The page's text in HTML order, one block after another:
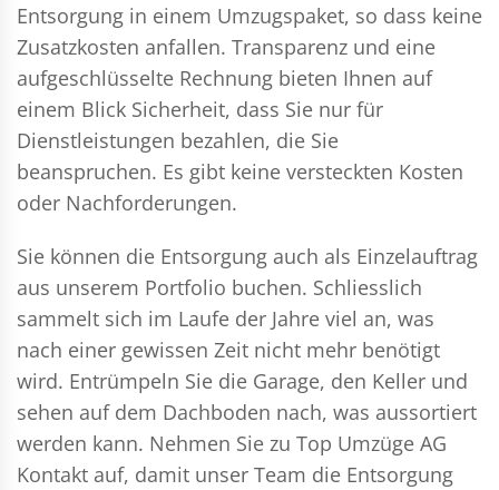
Entsorgung in einem Umzugspaket, so dass keine
Zusatzkosten anfallen. Transparenz und eine
aufgeschlüsselte Rechnung bieten Ihnen auf
einem Blick Sicherheit, dass Sie nur für
Dienstleistungen bezahlen, die Sie
beanspruchen. Es gibt keine versteckten Kosten
oder Nachforderungen.
Sie können die Entsorgung auch als Einzelauftrag
aus unserem Portfolio buchen. Schliesslich
sammelt sich im Laufe der Jahre viel an, was
nach einer gewissen Zeit nicht mehr benötigt
wird. Entrümpeln Sie die Garage, den Keller und
sehen auf dem Dachboden nach, was aussortiert
werden kann. Nehmen Sie zu Top Umzüge AG
Kontakt auf, damit unser Team die Entsorgung